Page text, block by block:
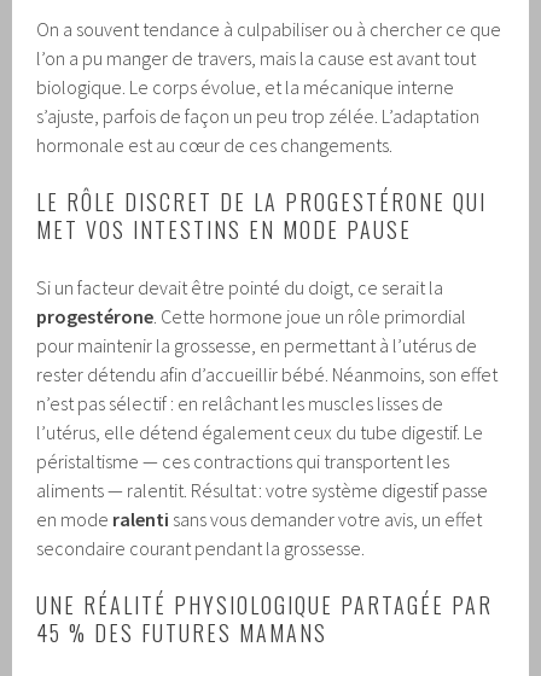
On a souvent tendance à culpabiliser ou à chercher ce que
l’on a pu manger de travers, mais la cause est avant tout
biologique. Le corps évolue, et la mécanique interne
s’ajuste, parfois de façon un peu trop zélée. L’adaptation
hormonale est au cœur de ces changements.
LE RÔLE DISCRET DE LA PROGESTÉRONE QUI
MET VOS INTESTINS EN MODE PAUSE
Si un facteur devait être pointé du doigt, ce serait la
progestérone . Cette hormone joue un rôle primordial
pour maintenir la grossesse, en permettant à l’utérus de
rester détendu afin d’accueillir bébé. Néanmoins, son effet
n’est pas sélectif : en relâchant les muscles lisses de
l’utérus, elle détend également ceux du tube digestif. Le
péristaltisme — ces contractions qui transportent les
aliments — ralentit. Résultat : votre système digestif passe
en mode ralenti sans vous demander votre avis, un effet
secondaire courant pendant la grossesse.
UNE RÉALITÉ PHYSIOLOGIQUE PARTAGÉE PAR
45 % DES FUTURES MAMANS